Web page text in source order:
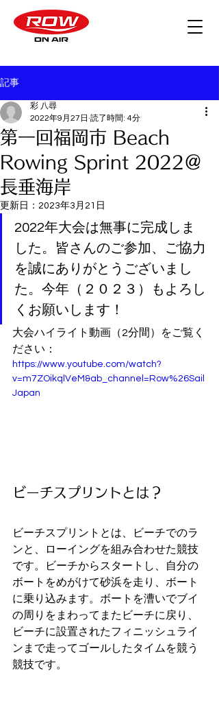
記事
第一回福岡市 Beach
Rowing Sprint 2022＠
長垂海岸
彩 八尋
2022年9月27日 読了時間: 4分
更新日： 2023年3月21日
2022年大会は無事に完成しま
した。皆さんのご参加、ご協力
を誠にありがとうございまし
た。今年（２０２３）もよろし
くお願いします！
大会ハイライト動画（2分間）をご覧く
ださい：
https://www.youtube.com/watch?
v=m7ZOikqlVeM&ab_channel=Row%26Sail
Japan
ビーチスプリントとは？
ビーチスプリントとは、ビーチでのラ
ンと、ローイングを組み合わせた競技
です。ビーチからスタートし、自分の
ボートをめがけて砂浜を走り、ボート
に乗り込みます。ボートを漕いでブイ
の周りをまわってまたビーチに戻り、
ビーチに設置されたフィニッシュライ
ンまで走ってゴールしたタイムを競う
競技です。